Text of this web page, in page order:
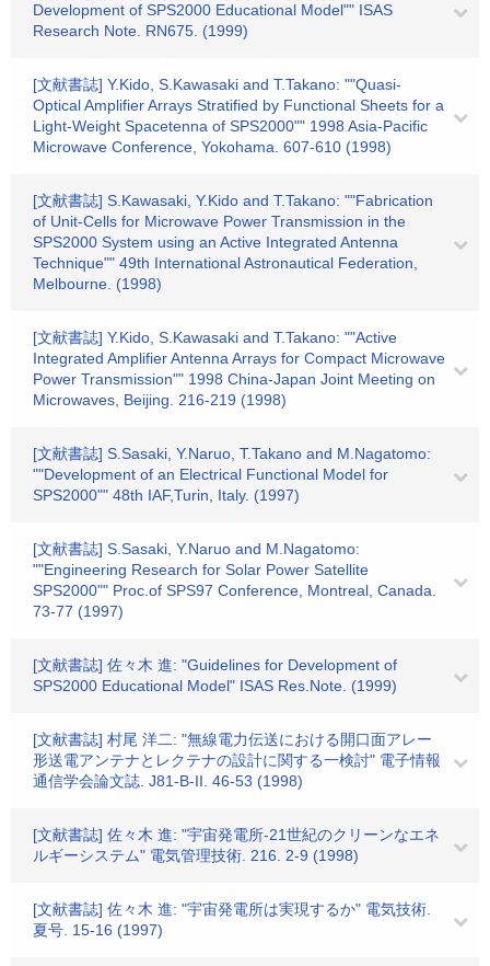
Development of SPS2000 Educational Model"" ISAS
Research Note. RN675. (1999)
[文献書誌] Y.Kido, S.Kawasaki and T.Takano: ""Quasi-
Optical Amplifier Arrays Stratified by Functional Sheets for a
Light-Weight Spacetenna of SPS2000"" 1998 Asia-Pacific
Microwave Conference, Yokohama. 607-610 (1998)
[文献書誌] S.Kawasaki, Y.Kido and T.Takano: ""Fabrication
of Unit-Cells for Microwave Power Transmission in the
SPS2000 System using an Active Integrated Antenna
Technique"" 49th International Astronautical Federation,
Melbourne. (1998)
[文献書誌] Y.Kido, S.Kawasaki and T.Takano: ""Active
Integrated Amplifier Antenna Arrays for Compact Microwave
Power Transmission"" 1998 China-Japan Joint Meeting on
Microwaves, Beijing. 216-219 (1998)
[文献書誌] S.Sasaki, Y.Naruo, T.Takano and M.Nagatomo:
""Development of an Electrical Functional Model for
SPS2000"" 48th IAF,Turin, Italy. (1997)
[文献書誌] S.Sasaki, Y.Naruo and M.Nagatomo:
""Engineering Research for Solar Power Satellite
SPS2000"" Proc.of SPS97 Conference, Montreal, Canada.
73-77 (1997)
[文献書誌] 佐々木 進: "Guidelines for Development of
SPS2000 Educational Model" ISAS Res.Note. (1999)
[文献書誌] 村尾 洋二: "無線電力伝送における開口面アレー
形送電アンテナとレクテナの設計に関する一検討" 電子情報
通信学会論文誌. J81-B-II. 46-53 (1998)
[文献書誌] 佐々木 進: "宇宙発電所-21世紀のクリーンなエネ
ルギーシステム" 電気管理技術. 216. 2-9 (1998)
[文献書誌] 佐々木 進: "宇宙発電所は実現するか" 電気技術.
夏号. 15-16 (1997)